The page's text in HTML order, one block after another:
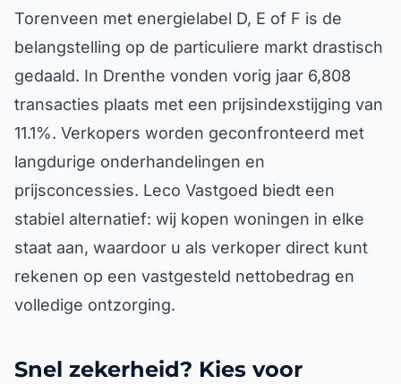
Torenveen met energielabel D, E of F is de
belangstelling op de particuliere markt drastisch
gedaald. In Drenthe vonden vorig jaar 6,808
transacties plaats met een prijsindexstijging van
11.1%. Verkopers worden geconfronteerd met
langdurige onderhandelingen en
prijsconcessies. Leco Vastgoed biedt een
stabiel alternatief: wij kopen woningen in elke
staat aan, waardoor u als verkoper direct kunt
rekenen op een vastgesteld nettobedrag en
volledige ontzorging.
Snel zekerheid? Kies voor